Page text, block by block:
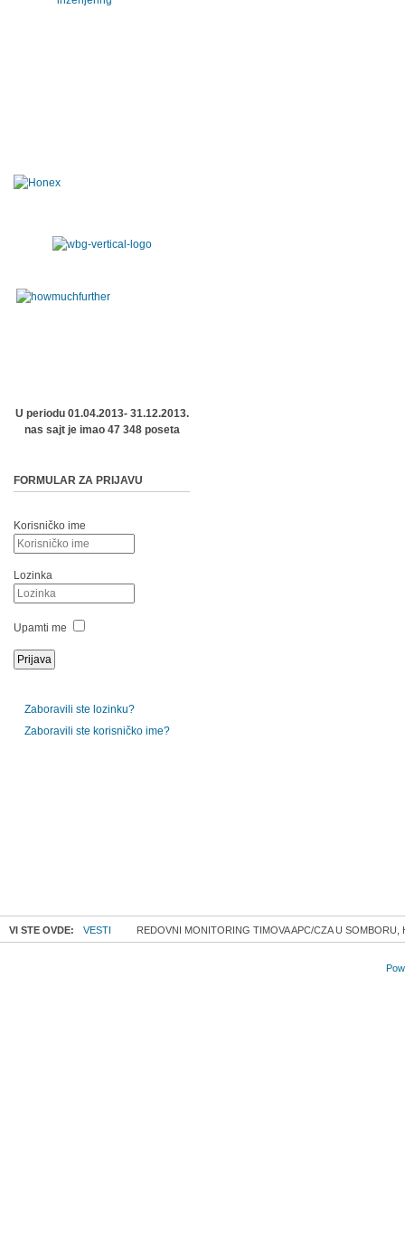
U periodu 01.04.2013- 31.12.2013.
nas sajt je imao 47 348 poseta
FORMULAR ZA PRIJAVU
Korisničko ime
Lozinka
Upamti me
Zaboravili ste lozinku?
Zaboravili ste korisničko ime?
VI STE OVDE: VESTI REDOVNI MONITORING TIMOVA APC/CZA U